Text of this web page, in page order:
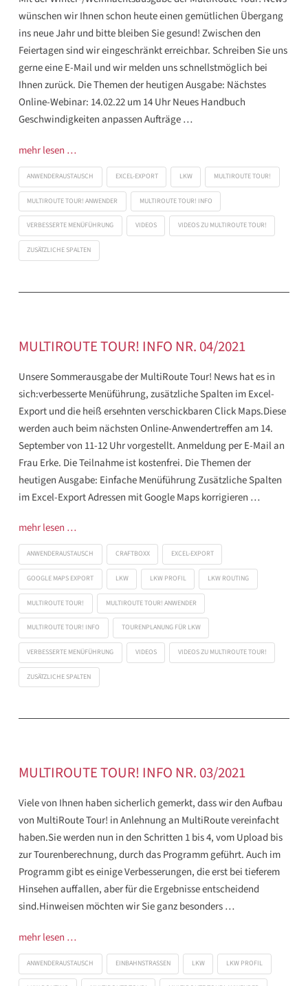
wünschen wir Ihnen schon heute einen gemütlichen Übergang
ins neue Jahr und bitte bleiben Sie gesund! Zwischen den
Feiertagen sind wir eingeschränkt erreichbar. Schreiben Sie uns
gerne eine E-Mail und wir melden uns schnellstmöglich bei
Ihnen zurück. Die Themen der heutigen Ausgabe: Nächstes
Online-Webinar: 14.02.22 um 14 Uhr Neues Handbuch
Geschwindigkeiten anpassen Aufträge …
mehr lesen …
ANWENDERAUSTAUSCH EXCEL-EXPORT LKW MULTIROUTE TOUR!
MULTIROUTE TOUR! ANWENDER MULTIROUTE TOUR! INFO
VERBESSERTE MENÜFÜHRUNG VIDEOS VIDEOS ZU MULTIROUTE TOUR!
ZUSÄTZLICHE SPALTEN
MULTIROUTE TOUR! INFO NR. 04/2021
Unsere Sommerausgabe der MultiRoute Tour! News hat es in
sich:verbesserte Menüführung, zusätzliche Spalten im Excel-
Export und die heiß ersehnten verschickbaren Click Maps.Diese
werden auch beim nächsten Online-Anwendertreffen am 14.
September von 11-12 Uhr vorgestellt. Anmeldung per E-Mail an
Frau Erke. Die Teilnahme ist kostenfrei. Die Themen der
heutigen Ausgabe: Einfache Menüführung Zusätzliche Spalten
im Excel-Export Adressen mit Google Maps korrigieren …
mehr lesen …
ANWENDERAUSTAUSCH CRAFTBOXX EXCEL-EXPORT
GOOGLE MAPS EXPORT LKW LKW PROFIL LKW ROUTING
MULTIROUTE TOUR! MULTIROUTE TOUR! ANWENDER
MULTIROUTE TOUR! INFO TOURENPLANUNG FÜR LKW
VERBESSERTE MENÜFÜHRUNG VIDEOS VIDEOS ZU MULTIROUTE TOUR!
ZUSÄTZLICHE SPALTEN
MULTIROUTE TOUR! INFO NR. 03/2021
Viele von Ihnen haben sicherlich gemerkt, dass wir den Aufbau
von MultiRoute Tour! in Anlehnung an MultiRoute vereinfacht
haben.Sie werden nun in den Schritten 1 bis 4, vom Upload bis
zur Tourenberechnung, durch das Programm geführt. Auch im
Programm gibt es einige Verbesserungen, die erst bei tieferem
Hinsehen auffallen, aber für die Ergebnisse entscheidend
sind.Hinweisen möchten wir Sie ganz besonders …
mehr lesen …
ANWENDERAUSTAUSCH EINBAHNSTRASSEN LKW LKW PROFIL